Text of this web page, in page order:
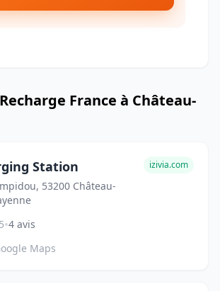
France à Château-
Station
53200 Château-
izivia.com
•4 avis
Maps